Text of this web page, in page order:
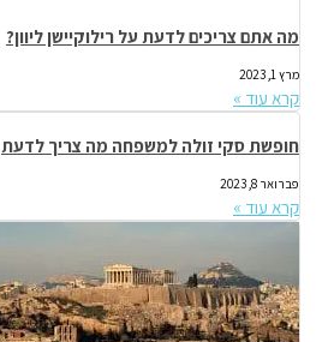
מה אתם צריכים לדעת על רילוקיישן ליוון?
מרץ 1, 2023
קרא עוד »
חופשת סקי זולה למשפחה מה צריך לדעת
פברואר 8, 2023
קרא עוד »